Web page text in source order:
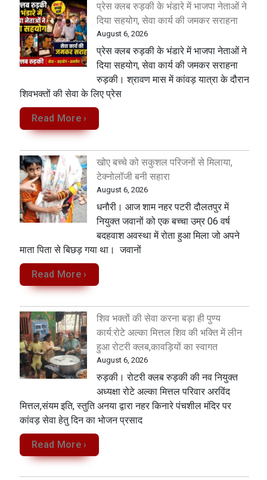
प्रेस क्लब रुड़की के भंडारे में भाजपा नेताओं ने
दिया सहयोग, सेवा कार्य की जमकर सराहना
August 6, 2026
प्रेस क्लब रुड़की के भंडारे में भाजपा नेताओं ने
दिया सहयोग, सेवा कार्य की जमकर सराहना
रुड़की। श्रावण मास में कांवड़ यात्रा के दौरान
शिवभक्तों की सेवा के लिए प्रेस
Read More ›
खोए बच्चे को सकुशल परिजनों से मिलाया,
टेक्नोलॉजी बनी सहारा
August 6, 2026
धनौरी। आज शाम नहर पटरी दौलतपुर में
नियुक्त जवानों को एक बच्चा उम्र 06 वर्ष
बदहवाश अवस्था में रोता हुआ मिला जो अपने
माता पिता से बिछड़ गया था। जवानों
Read More ›
शिव भक्तों की सेवा करना बड़ा ही पुण्य
कार्य:रोटे अल्का मित्तल शिव की भक्ति में लीन
हुआ रोटरी क्लब,कावड़ियों का स्वागत
August 6, 2026
रुड़की। रोटरी क्लब रुड़की की नव नियुक्त
अध्यक्षा रोटे अल्का मित्तल परिवार अरविंद
मित्तल,संयम इति, स्तुति अनया द्वारा नहर किनारे पंचशील मंदिर पर
कांवड़ सेवा‌ हेतु दिन का भोजन प्रसाद
Read More ›